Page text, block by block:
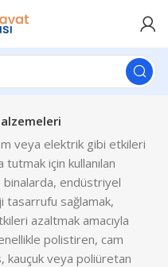
veya elektrik gibi etkileri
için kullanılan
endüstriyel
sağlamak,
azaltmak amacıyla
polistiren, cam
kauçuk veya poliüretan